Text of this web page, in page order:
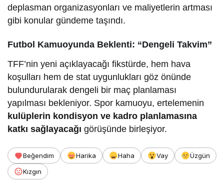
deplasman organizasyonları ve maliyetlerin artması
gibi konular gündeme taşındı.
Futbol Kamuoyunda Beklenti: “Dengeli Takvim”
TFF’nin yeni açıklayacağı fikstürde, hem hava
koşulları hem de stat uygunlukları göz önünde
bulundurularak dengeli bir maç planlaması
yapılması bekleniyor. Spor kamuoyu, ertelemenin
kulüplerin kondisyon ve kadro planlamasına
katkı sağlayacağı görüşünde birleşiyor.
Beğendim Harika Haha Vay
Üzgün
Kızgın